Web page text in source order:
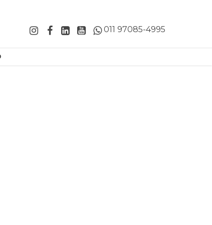
011 97085-4995